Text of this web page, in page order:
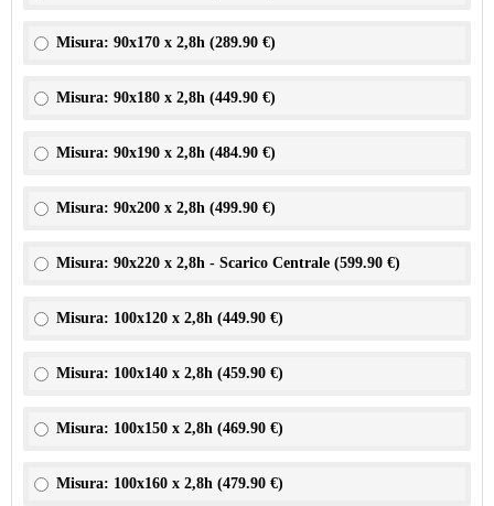
Misura: 90x170 x 2,8h (289.90 €)
Misura: 90x180 x 2,8h (449.90 €)
Misura: 90x190 x 2,8h (484.90 €)
Misura: 90x200 x 2,8h (499.90 €)
Misura: 90x220 x 2,8h - Scarico Centrale (599.90 €)
Misura: 100x120 x 2,8h (449.90 €)
Misura: 100x140 x 2,8h (459.90 €)
Misura: 100x150 x 2,8h (469.90 €)
Misura: 100x160 x 2,8h (479.90 €)